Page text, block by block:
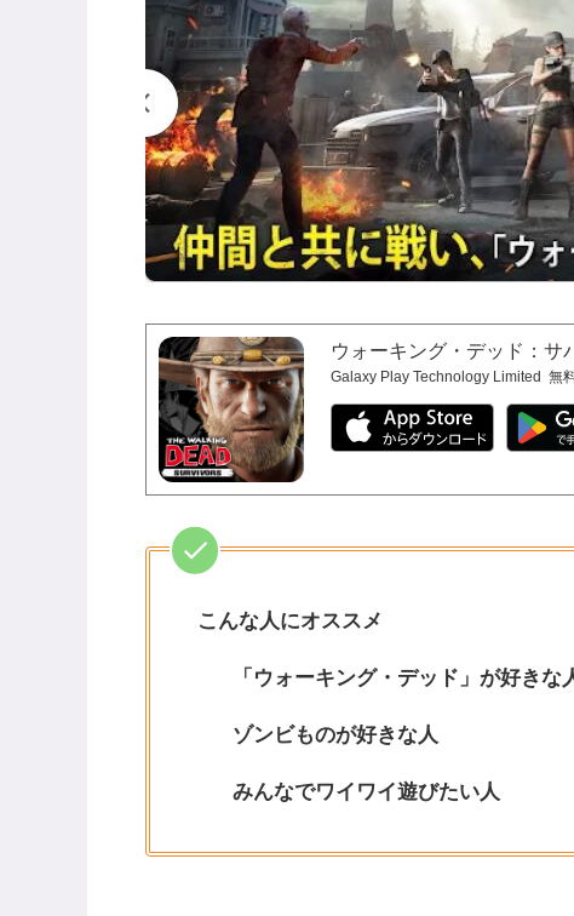
ウォーキング・デッド：サ
Galaxy Play Technology Limited 無
こんな人にオススメ
「ウォーキング・デッド」が好きな
ゾンビものが好きな人
みんなでワイワイ遊びたい人